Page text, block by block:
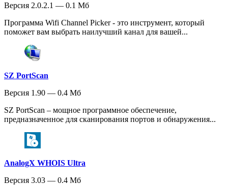
Версия 2.0.2.1 — 0.1 Мб
Программа Wifi Channel Picker - это инструмент, который
поможет вам выбрать наилучший канал для вашей...
SZ PortScan
Версия 1.90 — 0.4 Мб
SZ PortScan – мощное программное обеспечение,
предназначенное для сканирования портов и обнаружения...
AnalogX WHOIS Ultra
Версия 3.03 — 0.4 Мб